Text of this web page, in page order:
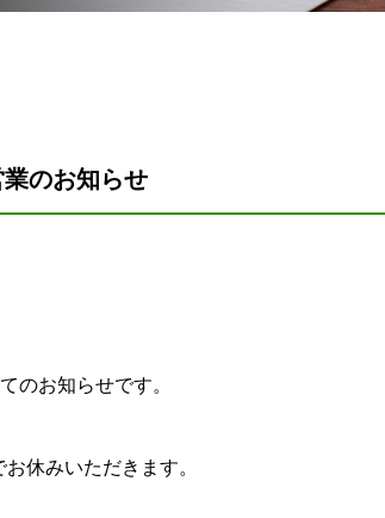
のお知らせ
のお知らせです。
お休みいただきます。